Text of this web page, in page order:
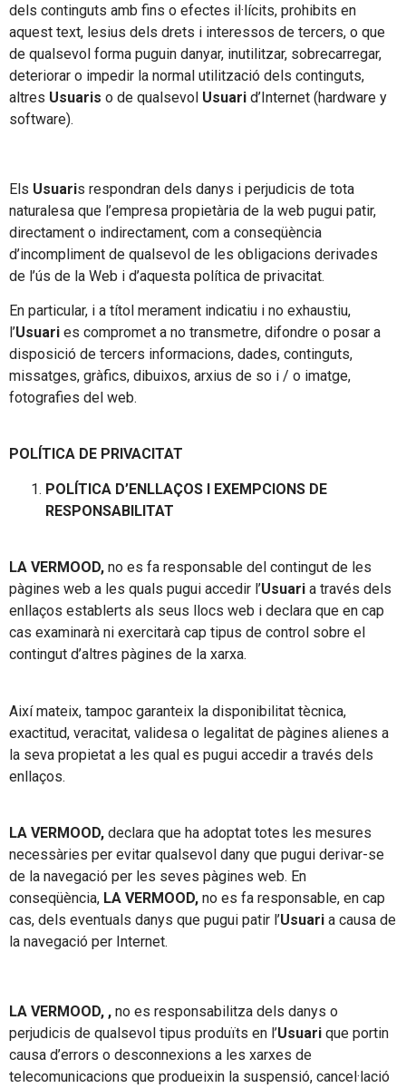
dels continguts amb fins o efectes il·lícits, prohibits en
aquest text, lesius dels drets i interessos de tercers, o que
de qualsevol forma puguin danyar, inutilitzar, sobrecarregar,
deteriorar o impedir la normal utilització dels continguts,
altres Usuaris o de qualsevol Usuari d’Internet (hardware y
software).
Els Usuaris respondran dels danys i perjudicis de tota
naturalesa que l’empresa propietària de la web pugui patir,
directament o indirectament, com a conseqüència
d’incompliment de qualsevol de les obligacions derivades
de l’ús de la Web i d’aquesta política de privacitat.
En particular, i a títol merament indicatiu i no exhaustiu,
l’Usuari es compromet a no transmetre, difondre o posar a
disposició de tercers informacions, dades, continguts,
missatges, gràfics, dibuixos, arxius de so i / o imatge,
fotografies del web.
POLÍTICA DE PRIVACITAT
POLÍTICA D’ENLLAÇOS I EXEMPCIONS DE
RESPONSABILITAT
LA VERMOOD, no es fa responsable del contingut de les
pàgines web a les quals pugui accedir l’Usuari a través dels
enllaços establerts als seus llocs web i declara que en cap
cas examinarà ni exercitarà cap tipus de control sobre el
contingut d’altres pàgines de la xarxa.
Així mateix, tampoc garanteix la disponibilitat tècnica,
exactitud, veracitat, validesa o legalitat de pàgines alienes a
la seva propietat a les qual es pugui accedir a través dels
enllaços.
LA VERMOOD, declara que ha adoptat totes les mesures
necessàries per evitar qualsevol dany que pugui derivar-se
de la navegació per les seves pàgines web. En
conseqüència, LA VERMOOD, no es fa responsable, en cap
cas, dels eventuals danys que pugui patir l’Usuari a causa de
la navegació per Internet.
LA VERMOOD, , no es responsabilitza dels danys o
perjudicis de qualsevol tipus produïts en l’Usuari que portin
causa d’errors o desconnexions a les xarxes de
telecomunicacions que produeixin la suspensió, cancel·lació